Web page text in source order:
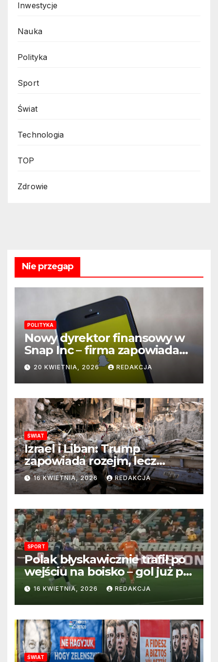
Inwestycje
Nauka
Polityka
Sport
Świat
Technologia
TOP
Zdrowie
Nie przegap
POLITYKA
Nowy dyrektor finansowy w
Snap Inc – firma zapowiada
zmianę na kluczowym
stanowisku
20 KWIETNIA, 2026 REDAKCJA
ŚWIAT
Izrael i Liban: Trump
zapowiada rozejm, lecz
perspektywa zakończenia
wojny wciąż odległa
16 KWIETNIA, 2026 REDAKCJA
SPORT
Polak błyskawicznie trafił po
wejściu na boisko – gol już po
22 sekundach!
16 KWIETNIA, 2026 REDAKCJA
ŚWIAT